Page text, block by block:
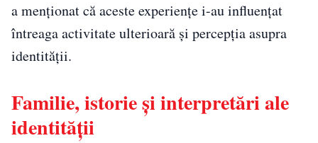
a menționat că aceste experiențe i-au influențat
întreaga activitate ulterioară și percepția asupra
identității.
Familie, istorie și interpretări ale
identității